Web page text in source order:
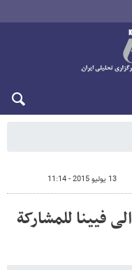
13 يوليو 2015 - 11:14
فیینا للمشارکة